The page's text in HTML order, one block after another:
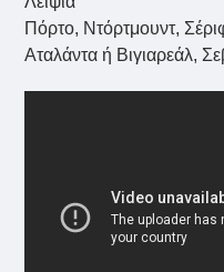
Πόρτο, Ντόρτμουντ,
Αταλάντα ή Βιγιαρεάλ,